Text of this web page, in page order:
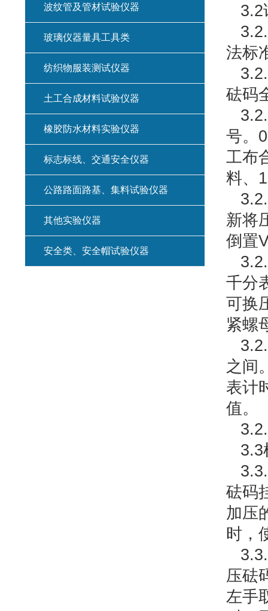
3.2
法标
砝码
号。
工布
料、
新将
倒置
千分
可换
紧螺
之间
表计
值。
3.3
砝码
加压
时，
压砝
左手
波纹管及管材试验仪器
玻璃仪器量具工具类
纺织物服装测试仪器
土工合成材料试验仪器
橡胶防水材料实验仪器
标志标线、交通安全仪器
公路路面路基、集料试验仪器
其他实验仪器
安全类、安全帽试验仪器